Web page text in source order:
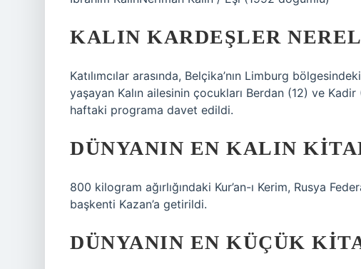
KALIN KARDEŞLER
Katılımcılar arasında, Belçika’nın Limburg
yaşayan Kalın ailesinin çocukları Berdan (12) ve
haftaki programa davet edildi.
DÜNYANIN EN KALIN
800 kilogram ağırlığındaki Kur’an-ı Kerim, Rusya
başkenti Kazan’a getirildi.
DÜNYANIN EN KÜÇÜK